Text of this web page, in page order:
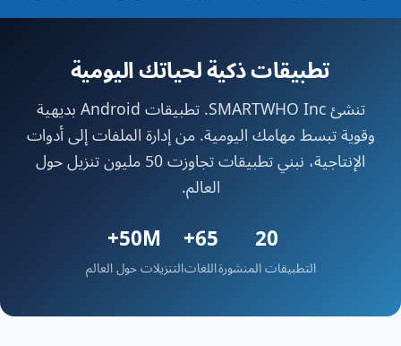
تطبيقات ذكية لحياتك اليومية
تنشئ SMARTWHO Inc. تطبيقات Android بديهية
وقوية تبسط مهامك اليومية. من إدارة الملفات إلى أدوات
الإنتاجية، نبني تطبيقات تجاوزت 50 مليون تنزيل حول
العالم.
20
التطبيقات المنشورة
65+
اللغات
50M+
التنزيلات حول العالم